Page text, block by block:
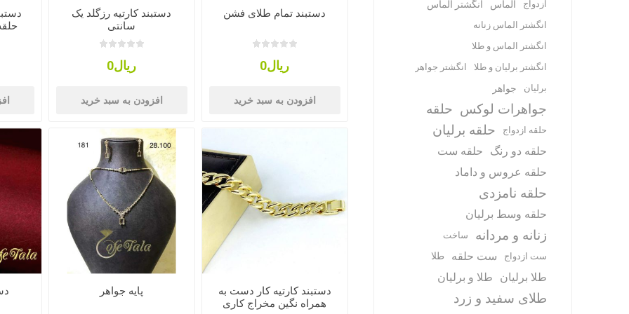
دستبند تمام طلای فشن
ریال0
افزودن به سبد خرید
دستبند کارتیه رزگلد یک
سانتی
ریال0
افزودن به سبد خرید
دستبند کارتیه کار دست به
همراه نگین مخراج کاری
پایه جواهر
ازدواج الماس انگشتر الماس
انگشتر الماس زنانه
انگشتر الماس و طلا
انگشتر برلیان و طلا
انگشتر جواهر
برلیان
جواهر
جواهرات لوکس حلقه
حلقه ازدواج حلقه برلیان
حلقه دو رنگ
حلقه ست
حلقه عروس و داماد
حلقه نامزدی
حلقه وسط برلیان
زنانه و مردانه
ساخت
ست ازدواج
ست حلقه طلا
طلا برلیان طلا و برلیان
طلای سفید و زرد